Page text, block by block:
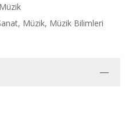
Müzik
Müzik, Müzik Bilimleri